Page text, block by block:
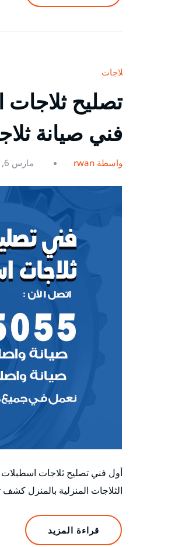
ثلاجات
فني صيانة
بواسطة rwan مارس 6, 2021
أول فني تصليح ثلاجات اسطبلات
الثلاجات المنزلية بالمنزل
قراءة المزيد